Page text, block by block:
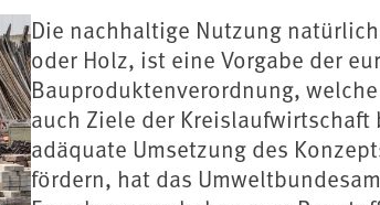
Die nachhaltige Nutzung
oder Holz, ist eine Vorgabe der
Bauproduktenverordnung,
auch Ziele der
adäquate Umsetzung des
fördern, hat das